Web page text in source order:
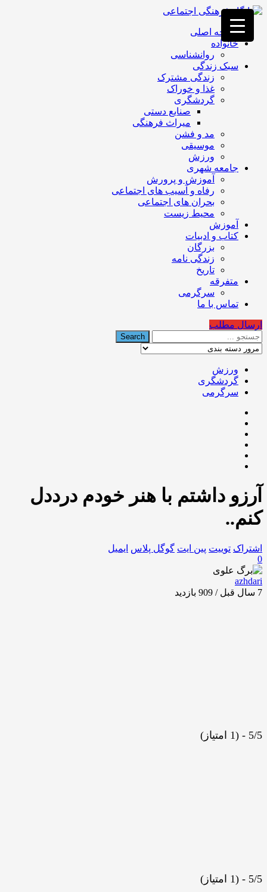
فصد
خون
غرب
تهران
خشکشویی
تصفیه
تهران
صفحه اصلی
خانواده
روانشناسی
سبک زندگی
زندگی مشترک
غذا و خوراک
گردشگری
صنایع دستی
میراث فرهنگی
مد و فشن
موسیقی
ورزش
جامعه شهری
آموزش و پرورش
رفاه و آسیب های اجتماعی
بحران های اجتماعی
محیط زیست
آموزش
کتاب و ادبیات
بزرگان
زندگی نامه
تاریخ
متفرقه
سرگرمی
تماس با ما
ارسال مطلب
ورزش
گردشگری
سرگرمی
آرزو داشتم با هنر خودم درددل
کنم..
اشتراک توییت پین ایت گوگل‌ پلاس ایمیل
0
azhdari
7 سال قبل / 909
بازدید
5/5 - (1 امتیاز)
5/5 - (1 امتیاز)